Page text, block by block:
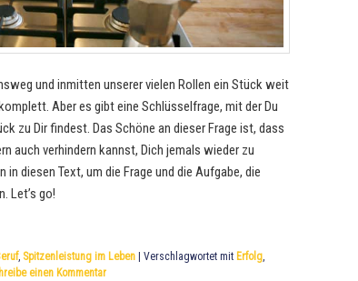
und inmitten unserer vielen Rollen ein Stück weit
Aber es gibt eine Schlüsselfrage, mit der Du
zu Dir findest. Das Schöne an dieser Frage ist, dass
auch verhindern kannst, Dich jemals wieder zu
diesen Text, um die Frage und die Aufgabe, die
Let’s go!
, Spitzenleistung im Leben Verschlagwortet mit Erfolg,
einen Kommentar